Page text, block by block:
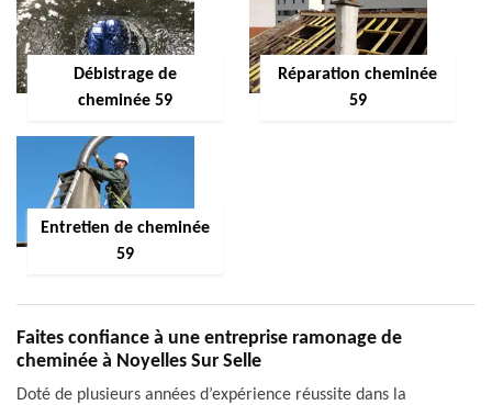
Débistrage de
cheminée 59
Réparation cheminée
59
Entretien de cheminée
59
Faites confiance à une entreprise ramonage de
cheminée à Noyelles Sur Selle
Doté de plusieurs années d’expérience réussite dans la